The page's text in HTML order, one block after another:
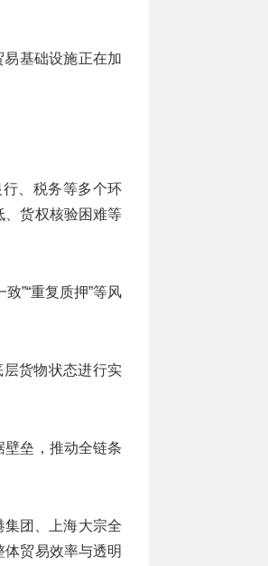
易基础设施正在加
、税务等多个环
、货权核验困难等
”“重复质押”等风
货物状态进行实
壁垒，推动全链条
集团、上海大宗全
贸易效率与透明